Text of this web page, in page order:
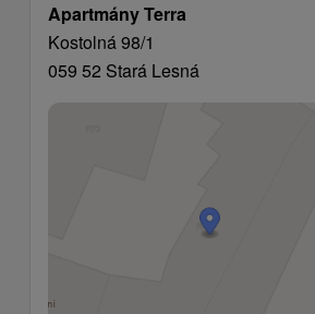
Apartmány Terra
Kostolná 98/1
059 52 Stará Lesná